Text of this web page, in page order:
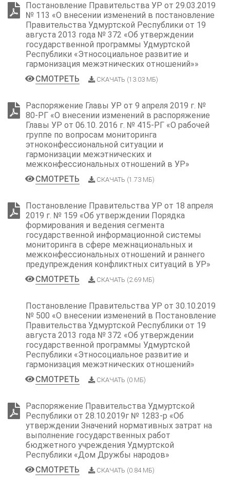
Постановление Правительства УР от 29.03.2019
№ 113 «О внесении изменений в постановление
Правительства Удмуртской Республики от 19
августа 2013 года № 372 «Об утверждении
государственной программы Удмуртской
Республики «Этносоциальное развитие и
гармонизация межэтнических отношений»»
СМОТРЕТЬ
СКАЧАТЬ (13.03 МБ)
Распоряжение Главы УР от 9 апреля 2019 г. №
80-РГ «О внесении изменений в распоряжение
Главы УР от 06.10. 2016 г. № 415-РГ «О рабочей
группе по вопросам мониторинга
этноконфессиональной ситуации и
гармонизации межэтнических и
межконфессиональных отношений в УР»
СМОТРЕТЬ
СКАЧАТЬ (1.73 МБ)
Постановление Правительства УР от 18 апреля
2019 г. № 159 «Об утверждении Порядка
формирования и ведения сегмента
государственной информационной системы
мониторинга в сфере межнациональных и
межконфессиональных отношений и раннего
предупреждения конфликтных ситуаций в УР»
СМОТРЕТЬ
СКАЧАТЬ (2.69 МБ)
Постановление Правительства УР от 30.10.2019
№ 500 «О внесении изменений в Постановление
Правительства Удмуртской Республики от 19
августа 2013 года № 372 «Об утверждении
государственной программы Удмуртской
Республики «Этносоциальное развитие и
гармонизация межэтнических отношений»
СМОТРЕТЬ
СКАЧАТЬ (0 МБ)
Распоряжение Правительства Удмуртской
Республики от 28.10.2019г № 1283-р «Об
утверждении Значений нормативных затрат на
выполнение государственных работ
бюджетного учреждения Удмуртской
Республики «Дом Дружбы народов»
СМОТРЕТЬ
СКАЧАТЬ (0.84 МБ)